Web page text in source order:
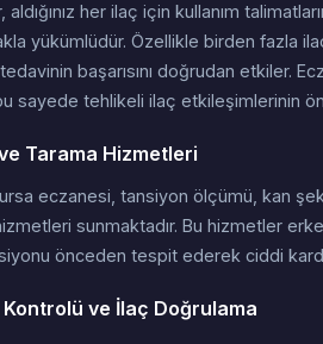
aldığınız her ilaç için kullanım
yükümlüdür. Özellikle birden fazla
başarısını doğrudan etkiler.
sayede tehlikeli ilaç etkileşimlerinin
Tarama Hizmetleri
eczanesi, tansiyon ölçümü, kan
sunmaktadır. Bu hizmetler
önceden tespit ederek ciddi
ve İlaç Doğrulama